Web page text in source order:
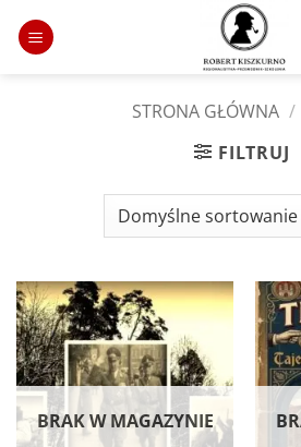
STRONA GŁÓWNA /
FILTRUJ
BRAK W MAGAZYNIE